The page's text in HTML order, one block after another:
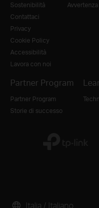
Sostenibilità
Contattaci
Privacy
Cookie Policy
Accessibilità
Lavora con noi
Partner Program
Partner Program
Storie di successo
Italia / Italiano